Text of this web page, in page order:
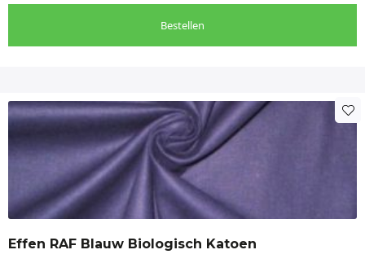
Bestellen
Effen RAF Blauw Biologisch Katoen